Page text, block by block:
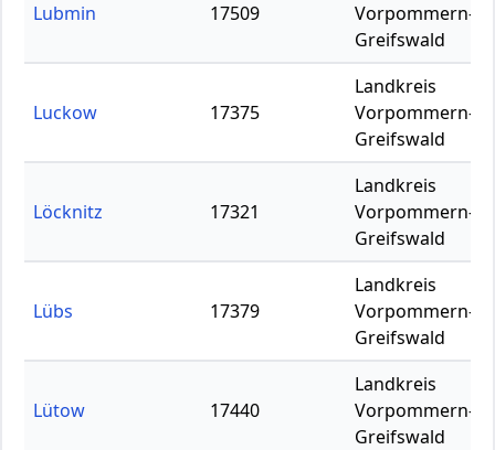
Lubmin 17509
Vorpommern-
Greifswald
Luckow 17375
Landkreis
Vorpommern-
Greifswald
Löcknitz 17321
Landkreis
Vorpommern-
Greifswald
Lübs 17379
Landkreis
Vorpommern-
Greifswald
Lütow 17440
Landkreis
Vorpommern-
Greifswald